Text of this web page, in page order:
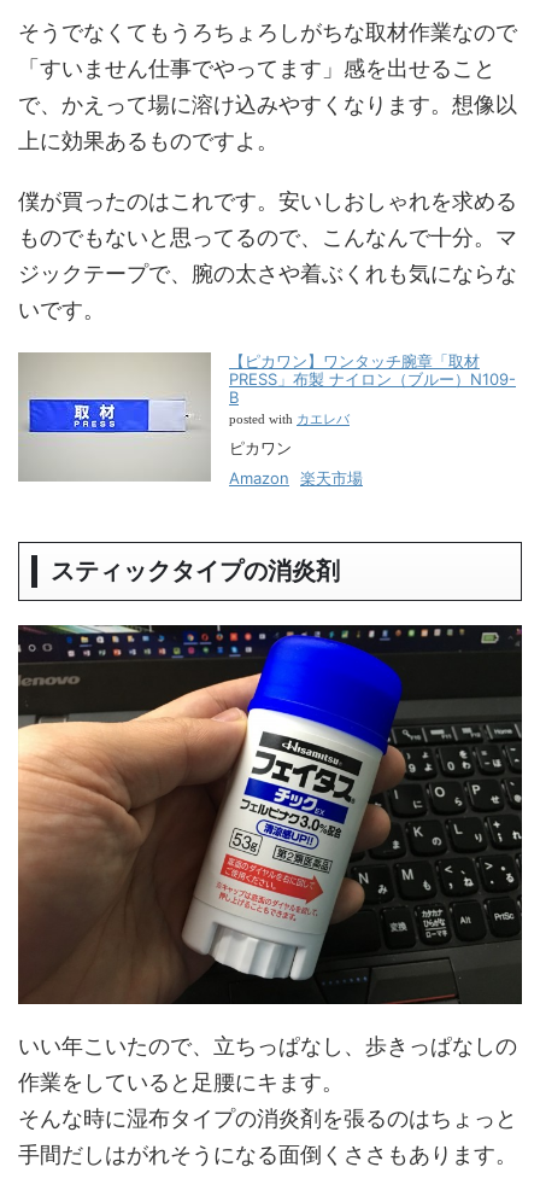
そうでなくてもうろちょろしがちな取材作業なので
「すいません仕事でやってます」感を出せること
で、かえって場に溶け込みやすくなります。想像以
上に効果あるものですよ。
僕が買ったのはこれです。安いしおしゃれを求める
ものでもないと思ってるので、こんなんで十分。マ
ジックテープで、腕の太さや着ぶくれも気にならな
いです。
【ピカワン】ワンタッチ腕章「取材
PRESS」布製 ナイロン（ブルー）N109-
B
posted with カエレバ
ピカワン
Amazon
楽天市場
スティックタイプの消炎剤
いい年こいたので、立ちっぱなし、歩きっぱなしの
作業をしていると足腰にキます。
そんな時に湿布タイプの消炎剤を張るのはちょっと
手間だしはがれそうになる面倒くささもあります。